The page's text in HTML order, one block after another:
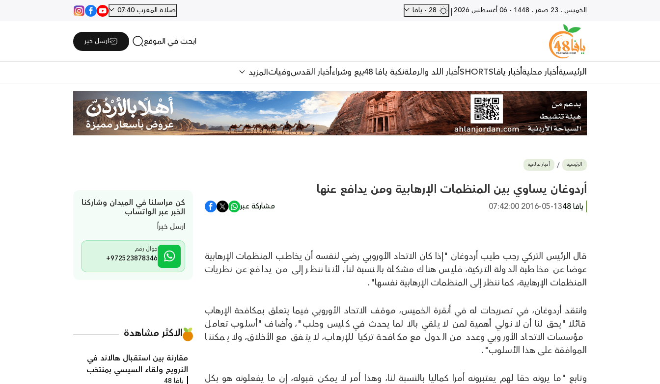
الخميس ، 23 صفر ، 1448 - 06 أغسطس 2026 | صلاة المغرب 07:40
ابحث في الموقع ارسل خبر
الرئيسيةأخبار محليةأخبار يافاSHORTSأخبار اللد والرملةنكبة يافا 48 بيع وشراءأخبار القدسوفياتالمزيد
الرئيسية أخبار عالمية
أردوغان يساوي بين المنظمات الإرهابية ومن يدافع عنها
يافا 48 2016-05-13 07:42:00 مشاركة عبر
قال الرئيس التركي رجب طيب أردوغان "إذا كان الاتحاد الأوروبي رضي لنفسه أن يخاطب المنظمات الإرهابية
عوضا عن مخاطبة الدولة التركية، فليس هناك مشكلة بالنسبة لنا، لأننا ننظر إلى من يدافع عن نظريات
المنظمات الإرهابية، كما ننظر إلى المنظمات الإرهابية نفسها".
وانتقد أردوغان، في تصريحات له في أنقرة الخميس، موقف الاتحاد الأوروبي فيما يتعلق بمكافحة الإرهاب
قائلا "يحق لنا أن لا نولي أهمية لمن لا يلقي بالا لما يحدث في كليس وحلب"، وأضاف "أسلوب تعامل
مؤسسات الاتحاد الأوروبي وعدد من الدول مع مكافحة تركيا للإرهاب، لا يتفق مع الأخلاق، ولا يمكننا
الموافقة على هذا الأسلوب".
وتابع "ما يرونه حقا لهم يعتبرونه أمرا كماليا بالنسبة لنا، وهذا أمر لا يمكن قبوله، إن ما يفعلونه هو بكل
كن مراسلنا في الميدان وشاركنا
الخبر عبر الواتساب
ارسل خبراً
جوال رقم
+972523878346
الاكثر مشاهدة
مقارنة بين استقبال هالاند في
النرويج ولقاء السيسي بمنتخب
يافا 48